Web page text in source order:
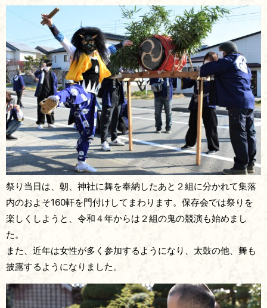
祭り当日は、朝、神社に舞を奉納したあと２組に分かれて集落
内のおよそ160軒を門付けしてまわります。保存会では祭りを
楽しくしようと、令和４年からは２組の鬼の競演も始めまし
た。
また、近年は女性が多く参加するようになり、太鼓の他、舞も
披露するようになりました。